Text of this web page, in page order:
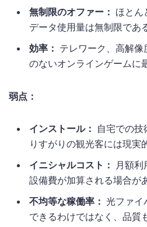
無制限のオファー：
ほとん
データ使用量は無制限であ
効率：
テレワーク、高解
のないオンラインゲームに
弱点：
インストール：
自宅での技
りすがりの観光客には現実
イニシャルコスト：
月額利
設備費が加算される場合が
不均等な稼働率： 光ファイ
できるわけではなく、品質